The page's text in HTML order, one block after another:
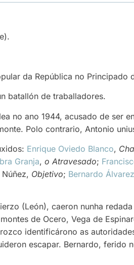
da República no Principado
batallón de traballadores.
no ano 1944, acusado de ser
Polo contrario, Antonio
Enrique Oviedo Blanco,
Granja, o Atravesado;
Objetivo; Bernardo
(León), caeron nunha
de Ocero, Vega de
identificárono as
escapar. Bernardo, ferido